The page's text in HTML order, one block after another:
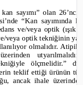
sayımı” olan
nde“Kan sayımında
ve/veya optik
veya optik tekniğinin
olmalıdır.
ölçmelidir.”
teklif ettiği ürünün
ancak ihale